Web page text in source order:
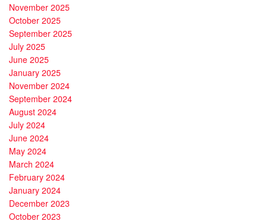
November 2025
October 2025
September 2025
July 2025
June 2025
January 2025
November 2024
September 2024
August 2024
July 2024
June 2024
May 2024
March 2024
February 2024
January 2024
December 2023
October 2023